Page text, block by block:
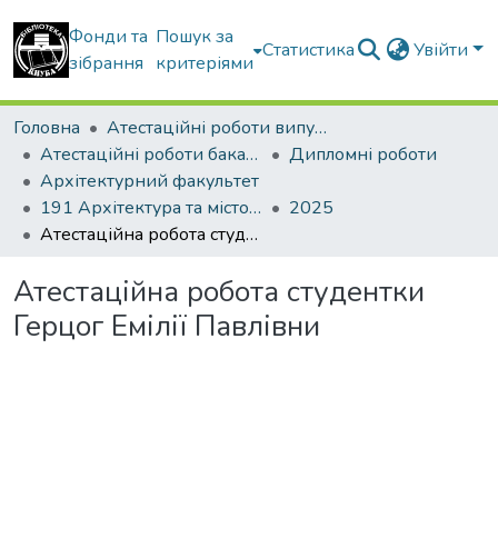
Фонди та
зібрання
Пошук за
критеріями
Статистика Увійти
Головна
Атестаційні роботи випускників
Атестаційні роботи бакалаврів
Дипломні роботи
Архітектурний факультет
191 Архітектура та містобудування
2025
Атестаційна робота студентки Герцог Емілії Павлівни
Атестаційна робота студентки
Герцог Емілії Павлівни